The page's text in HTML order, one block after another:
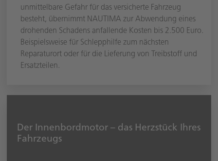
unmittelbare Gefahr für das versicherte Fahrzeug
besteht, übernimmt NAUTIMA zur Abwendung eines
drohenden Schadens anfallende Kosten bis 2.500 Euro.
Beispielsweise für Schlepphilfe zum nächsten
Reparaturort oder für die Lieferung von Treibstoff und
Ersatzteilen.
Der Innenbordmotor – das Herzstück Ihres
Fahrzeugs